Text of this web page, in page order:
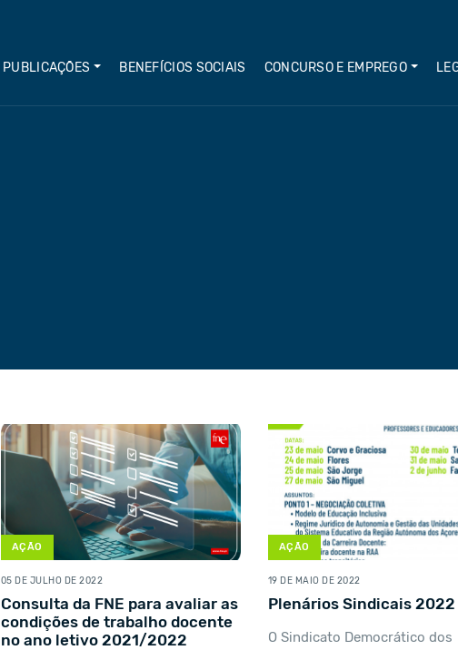
PUBLICAÇÕES BENEFÍCIOS SOCIAIS CONCURSO E EMPREGO
AÇÃO
05 DE JULHO DE 2022
Consulta da FNE para avaliar as
condições de trabalho docente
no ano letivo 2021/2022
AÇÃO
19 DE MAIO DE 2022
Plenários Sindicais 2022
O Sindicato Democrático dos